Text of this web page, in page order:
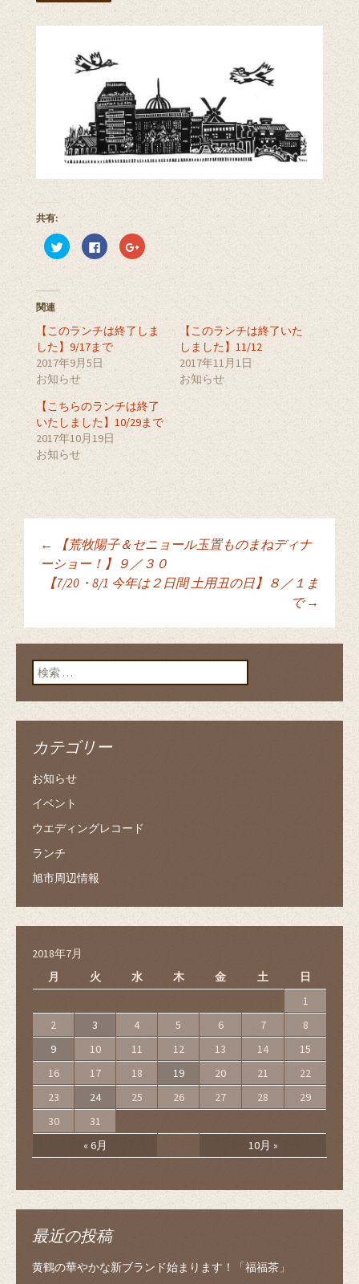
共有:
ク
リ
ッ
ク
し
て
i
t
t
r
で
共
有
(
新
し
い
ウ
ィ
ン
ウ
で
開
F
a
共
有
す
ッ
ク
し
て
く
新
ン
ド
ウ
で
開
き
ク
リ
ッ
し
o
g
l
+
で
共
(
新
し
い
ウ
ド
ま
関連
【このランチは終了しま
した】9/17まで
2017年9月5日
お知らせ
【このランチは終了いた
しました】11/12
2017年11月1日
お知らせ
【こちらのランチは終了
いたしました】10/29まで
2017年10月19日
お知らせ
投稿ナビゲーショ
ン
←
【荒牧陽子＆セニョール玉置ものまねディナ
ーショー！】９／３０
【7/20・8/1 今年は２日間 土用丑の日】８／１ま
で →
検索:
カテゴリー
お知らせ
イベント
ウエディングレコード
ランチ
旭市周辺情報
2018年7月
月
火 水 木 金 土 日
« 6月 10月 »
1
2
3 4 5 6 7
8
9
10 11 12 13 14
15
16
17 18 19 20 21
22
23
24 25 26 27 28
29
30
31
最近の投稿
黄鶴の華やかな新ブランド始まります！「福福茶」